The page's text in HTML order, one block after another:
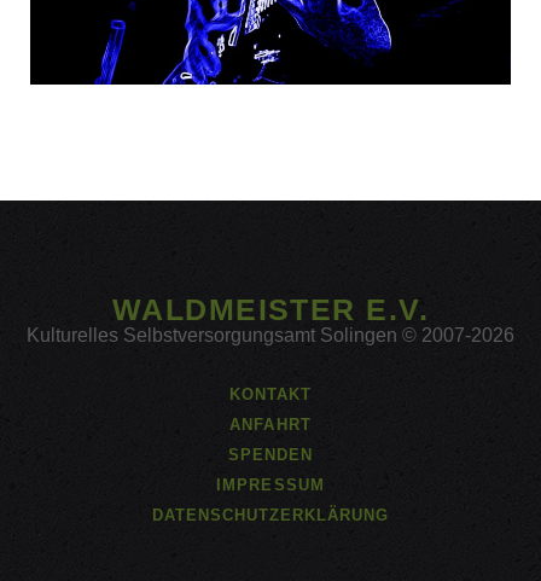
WALDMEISTER E.V.
Kulturelles Selbstversorgungsamt Solingen © 2007-2026
KONTAKT
ANFAHRT
SPENDEN
IMPRESSUM
DATENSCHUTZERKLÄRUNG